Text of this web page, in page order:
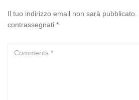
Il tuo indirizzo email non sarà pubblicato.
contrassegnati *